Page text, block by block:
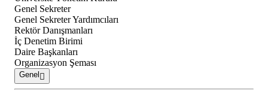
Genel Sekreter
Genel Sekreter Yardımcıları
Rektör Danışmanları
İç Denetim Birimi
Daire Başkanları
Organizasyon Şeması
Genel